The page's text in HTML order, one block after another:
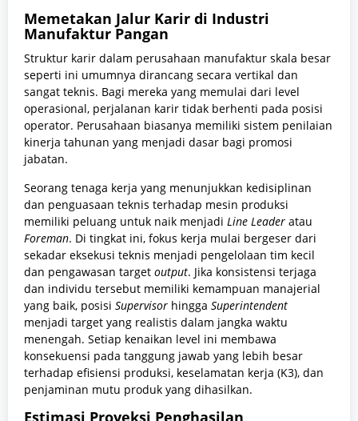
Memetakan Jalur Karir di Industri
Manufaktur Pangan
Struktur karir dalam perusahaan manufaktur skala besar
seperti ini umumnya dirancang secara vertikal dan
sangat teknis. Bagi mereka yang memulai dari level
operasional, perjalanan karir tidak berhenti pada posisi
operator. Perusahaan biasanya memiliki sistem penilaian
kinerja tahunan yang menjadi dasar bagi promosi
jabatan.
Seorang tenaga kerja yang menunjukkan kedisiplinan
dan penguasaan teknis terhadap mesin produksi
memiliki peluang untuk naik menjadi Line Leader atau
Foreman. Di tingkat ini, fokus kerja mulai bergeser dari
sekadar eksekusi teknis menjadi pengelolaan tim kecil
dan pengawasan target output. Jika konsistensi terjaga
dan individu tersebut memiliki kemampuan manajerial
yang baik, posisi Supervisor hingga Superintendent
menjadi target yang realistis dalam jangka waktu
menengah. Setiap kenaikan level ini membawa
konsekuensi pada tanggung jawab yang lebih besar
terhadap efisiensi produksi, keselamatan kerja (K3), dan
penjaminan mutu produk yang dihasilkan.
Estimasi Proyeksi Penghasilan